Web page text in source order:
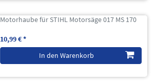
Motorhaube für STIHL Motorsäge 017 MS 170
10,99 € *
In den Warenkorb